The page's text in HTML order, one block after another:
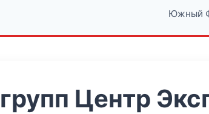
Южный
Центр